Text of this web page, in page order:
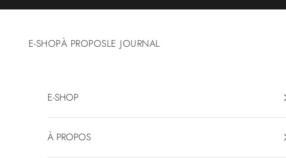
Passer au contenu
E-SHOPÀ PROPOSLE JOURNAL
E-SHOP
À PROPOS